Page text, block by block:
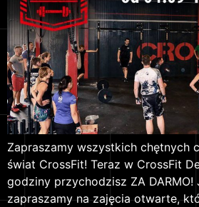
Zapraszamy wszystkich chętnych
świat CrossFit! Teraz w CrossFit
godziny przychodzisz ZA DARMO!
zapraszamy na zajęcia otwarte,